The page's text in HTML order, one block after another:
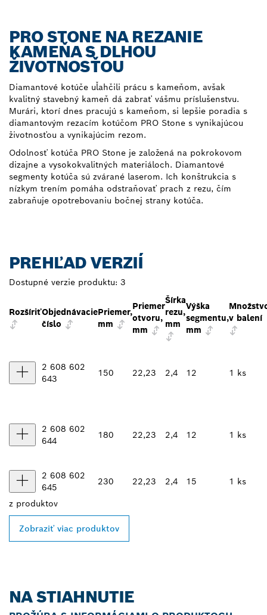
PRO STONE NA REZANIE
KAMEŇA S DLHOU
ŽIVOTNOSŤOU
Diamantové kotúče uľahčili prácu s kameňom, avšak
kvalitný stavebný kameň dá zabrať vášmu príslušenstvu.
Murári, ktorí dnes pracujú s kameňom, si lepšie poradia s
diamantovým rezacím kotúčom PRO Stone s vynikajúcou
životnosťou a vynikajúcim rezom.
Odolnosť kotúča PRO Stone je založená na pokrokovom
dizajne a vysokokvalitných materiáloch. Diamantové
segmenty kotúča sú zvárané laserom. Ich konštrukcia s
nízkym trením pomáha odstraňovať prach z rezu, čím
zabraňuje opotrebovaniu bočnej strany kotúča.
PREHĽAD VERZIÍ
Dostupné verzie produktu: 3
RozšíriťObjednávacie
číslo
Priemer,
mm
Priemer
otvoru,
mm
Šírka
rezu,
mm
Výška
segmentu,
mm
v balení
2 608 602
643
150 22,23 2,4 12 1 ks
2 608 602
644
180 22,23 2,4 12 1 ks
2 608 602
645
230 22,23 2,4 15 1 ks
z produktov
Zobraziť viac produktov
NA STIAHNUTIE